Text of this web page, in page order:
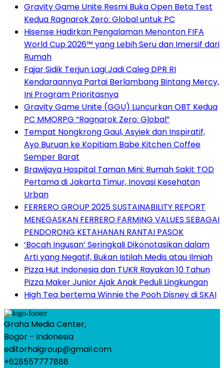
Gravity Game Unite Resmi Buka Open Beta Test
Kedua Ragnarok Zero: Global untuk PC
Hisense Hadirkan Pengalaman Menonton FIFA
World Cup 2026™ yang Lebih Seru dan Imersif dari
Rumah
Fajar Sidik Terjun Lagi Jadi Caleg DPR RI
Kendaraannya Partai Berlambang Bintang Mercy,
Ini Program Prioritasnya
Gravity Game Unite (GGU) Luncurkan OBT Kedua
PC MMORPG “Ragnarok Zero: Global”
Tempat Nongkrong Gaul, Asyiek dan Inspiratif,
Ayo Buruan ke Kopitiam Babe Kitchen Coffee
Semper Barat
Brawijaya Hospital Taman Mini: Rumah Sakit TOD
Pertama di Jakarta Timur, Inovasi Kesehatan
Urban
FERRERO GROUP 2025 SUSTAINABILITY REPORT
MENEGASKAN FERRERO FARMING VALUES SEBAGAI
PENDORONG KETAHANAN RANTAI PASOK
‘Bocah Ingusan’ Seringkali Dikonotasikan dalam
Arti yang Negatif, Bukan Istilah Medis atau Ilmiah
Pizza Hut Indonesia dan TUKR Rayakan 10 Tahun
Pizza Maker Junior Ajak Anak Peduli Lingkungan
High Tea bertema Winnie the Pooh Disney di SKAI
Graha Media Center,
Bogor - Indonesia
editorhaigroup@gmail.com
+628557777888